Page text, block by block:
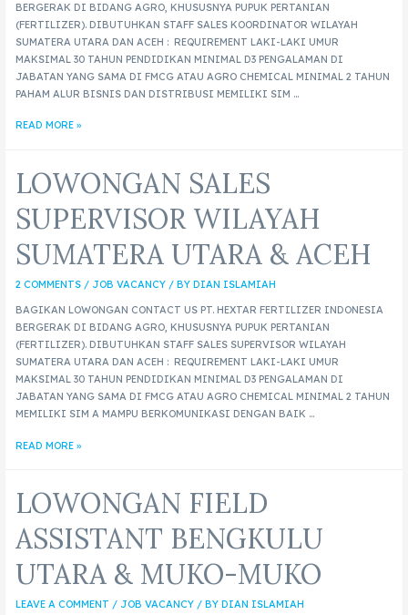
BERGERAK DI BIDANG AGRO, KHUSUSNYA PUPUK PERTANIAN
(FERTILIZER). DIBUTUHKAN STAFF SALES KOORDINATOR WILAYAH
SUMATERA UTARA DAN ACEH : REQUIREMENT LAKI-LAKI UMUR
MAKSIMAL 30 TAHUN PENDIDIKAN MINIMAL D3 PENGALAMAN DI
JABATAN YANG SAMA DI FMCG ATAU AGRO CHEMICAL MINIMAL 2 TAHUN
PAHAM ALUR BISNIS DAN DISTRIBUSI MEMILIKI SIM …
READ MORE »
LOWONGAN SALES
SUPERVISOR WILAYAH
SUMATERA UTARA & ACEH
2 COMMENTS / JOB VACANCY/ BY DIAN ISLAMIAH
BAGIKAN LOWONGAN CONTACT US PT. HEXTAR FERTILIZER INDONESIA
BERGERAK DI BIDANG AGRO, KHUSUSNYA PUPUK PERTANIAN
(FERTILIZER). DIBUTUHKAN STAFF SALES SUPERVISOR WILAYAH
SUMATERA UTARA DAN ACEH : REQUIREMENT LAKI-LAKI UMUR
MAKSIMAL 30 TAHUN PENDIDIKAN MINIMAL D3 PENGALAMAN DI
JABATAN YANG SAMA DI FMCG ATAU AGRO CHEMICAL MINIMAL 2 TAHUN
MEMILIKI SIM A MAMPU BERKOMUNIKASI DENGAN BAIK …
READ MORE »
LOWONGAN FIELD
ASSISTANT BENGKULU
UTARA & MUKO-MUKO
LEAVE A COMMENT / JOB VACANCY/ BY DIAN ISLAMIAH